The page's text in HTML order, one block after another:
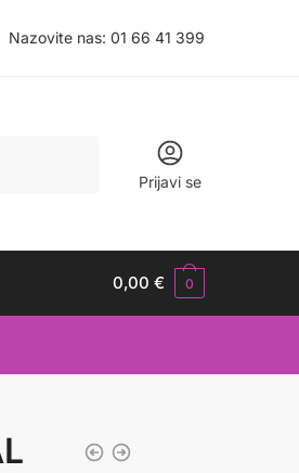
Nazovite nas: 01 66 41 399
Prijavi se
0,00€ 0